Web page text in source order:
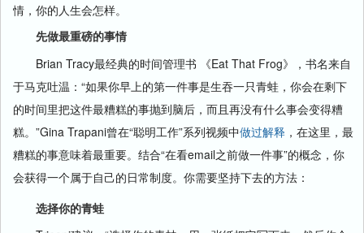
情，你的人生会怎样。
先做最重磅的事情
Brian Tracy最经典的时间管理书 《Eat That Frog》，书名来自
于马克吐温：“如果你早上的第一件事是生吞一只青蛙，你会在剩下
的时间里把这件最糟糕的事抛到脑后，而且再没有什么事会变得糟
糕。”Gina Trapani曾在“聪明工作”系列视频中做过解释 ，在这里，最
糟糕的事意味着最重要。结合“在看email之前做一件事”的概念，你
会获得一个属于自己的日常制度。你需要坚持下去的方法：
选择你的青蛙